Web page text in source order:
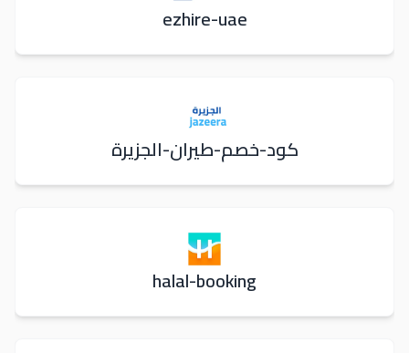
ezhire-uae
كود-خصم-طيران-الجزيرة
halal-booking